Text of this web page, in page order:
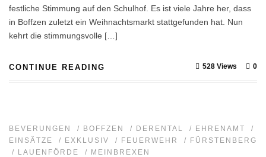
festliche Stimmung auf den Schulhof. Es ist viele Jahre her, dass
in Boffzen zuletzt ein Weihnachtsmarkt stattgefunden hat. Nun
kehrt die stimmungsvolle […]
CONTINUE READING 0
528 Views
BEVERUNGEN / BOFFZEN / DERENTAL / EHRENAMT
/
EINSÄTZE
/ EXKLUSIV / FEUERWEHR /
FÜRSTENBERG
/
LAUENFÖRDE / MEINBREXEN